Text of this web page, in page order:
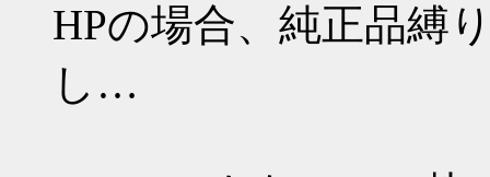
HPの場合、純正品縛
し…